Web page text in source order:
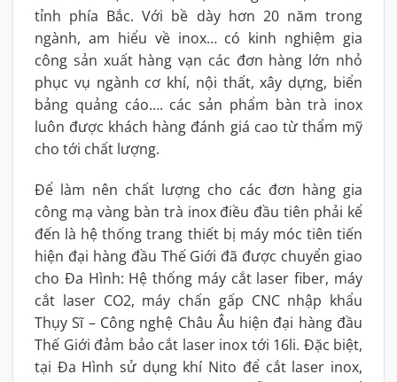
tỉnh phía Bắc. Với bề dày hơn 20 năm trong
ngành, am hiểu về inox… có kinh nghiệm gia
công sản xuất hàng vạn các đơn hàng lớn nhỏ
phục vụ ngành cơ khí, nội thất, xây dựng, biển
bảng quảng cáo…. các sản phẩm bàn trà inox
luôn được khách hàng đánh giá cao từ thẩm mỹ
cho tới chất lượng.
Để làm nên chất lượng cho các đơn hàng gia
công mạ vàng bàn trà inox điều đầu tiên phải kể
đến là hệ thống trang thiết bị máy móc tiên tiến
hiện đại hàng đầu Thế Giới đã được chuyển giao
cho Đa Hình: Hệ thống máy cắt laser fiber, máy
cắt laser CO2, máy chấn gấp CNC nhập khẩu
Thụy Sĩ – Công nghệ Châu Âu hiện đại hàng đầu
Thế Giới đảm bảo cắt laser inox tới 16li. Đặc biệt,
tại Đa Hình sử dụng khí Nito để cắt laser inox,